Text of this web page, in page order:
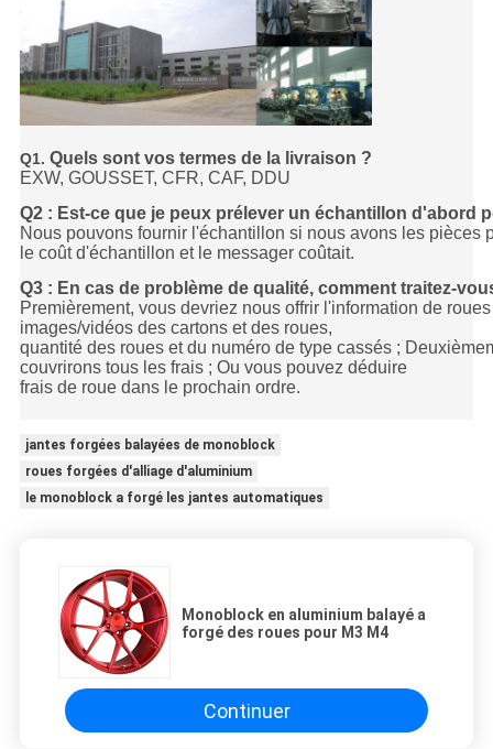
Q1. Quels sont vos termes de la livraison ?
EXW, GOUSSET, CFR, CAF, DDU
Q2 : Est-ce que je peux prélever un échantillon d'abord
Nous pouvons fournir l'échantillon si nous avons les pièces
le coût d'échantillon et le messager coûtait.
Q3 : En cas de problème de qualité, comment traitez-
Premièrement, vous devriez nous offrir l'information de
images/vidéos des cartons et des roues,
quantité des roues et du numéro de type cassés ;
couvrirons tous les frais ; Ou vous pouvez déduire
frais de roue dans le prochain ordre.
jantes forgées balayées de monoblock
roues forgées d'alliage d'aluminium
le monoblock a forgé les jantes automatiques
Monoblock en aluminium balayé a
forgé des roues pour M3 M4
Continuer